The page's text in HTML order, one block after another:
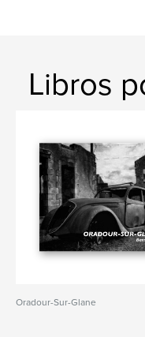
Libros
Oradour-Sur-Glane